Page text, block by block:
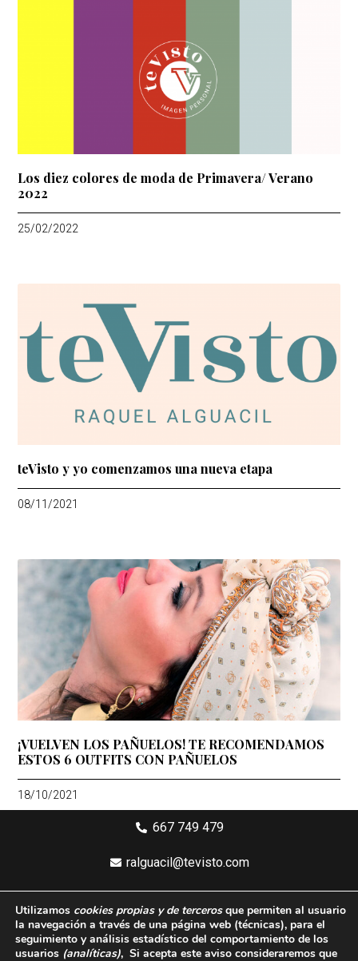
Los diez colores de moda de Primavera/ Verano
2022
25/02/2022
teVisto y yo comenzamos una nueva etapa
08/11/2021
¡VUELVEN LOS PAÑUELOS! TE RECOMENDAMOS
ESTOS 6 OUTFITS CON PAÑUELOS
18/10/2021
667 749 479
ralguacil@tevisto.com
Aviso legal
Utilizamos cookies propias y de tercerosque permiten al usuario
la navegación a través de una página web (técnicas), para el
seguimiento y análisis estadístico del comportamiento de los
usuarios (analíticas), Si acepta este aviso consideraremos que